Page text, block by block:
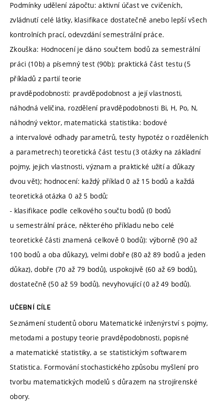
Podmínky udělení zápočtu: aktivní účast ve cvičeních,
zvládnutí celé látky, klasifikace dostatečně anebo lepší všech
kontrolních prací, odevzdání semestrální práce.
Zkouška: Hodnocení je dáno součtem bodů za semestrální
práci (10b) a písemný test (90b); praktická část testu (5
příkladů z partií teorie
pravděpodobnosti: pravděpodobnost a její vlastnosti,
náhodná veličina, rozdělení pravděpodobnosti Bi, H, Po, N,
náhodný vektor, matematická statistika: bodové
a intervalové odhady parametrů, testy hypotéz o rozděleních
a parametrech) teoretická část testu (3 otázky na základní
pojmy, jejich vlastnosti, význam a praktické užití a důkazy
dvou vět); hodnocení: každý příklad 0 až 15 bodů a každá
teoretická otázka 0 až 5 bodů;
- klasifikace podle celkového součtu bodů (0 bodů
u semestrální práce, některého příkladu nebo celé
teoretické části znamená celkově 0 bodů): výborně (90 až
100 bodů a oba důkazy), velmi dobře (80 až 89 bodů a jeden
důkaz), dobře (70 až 79 bodů), uspokojivě (60 až 69 bodů),
dostatečně (50 až 59 bodů), nevyhovující (0 až 49 bodů).
UČEBNÍ CÍLE
Seznámení studentů oboru Matematické inženýrství s pojmy,
metodami a postupy teorie pravděpodobnosti, popisné
a matematické statistiky, a se statistickým softwarem
Statistica. Formování stochastického způsobu myšlení pro
tvorbu matematických modelů s důrazem na strojírenské
obory.